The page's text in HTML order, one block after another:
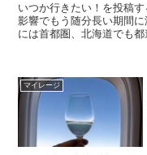
いつか行きたい！を投稿
影響でもう随分長い期間
には首都圏、北海道でも
マイレージ